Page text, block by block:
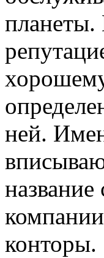
планеты.
ней.
конторы.